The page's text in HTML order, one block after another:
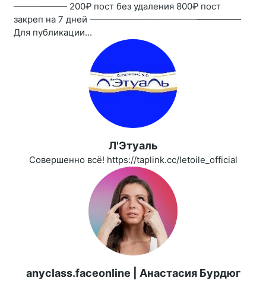
—————— 200₽ пост без удаления 800₽ пост
закреп на 7 дней —————————————————
Для публикации...
Л'Этуаль
Совершенно всё! https://taplink.cc/letoile_official
anyclass.faceonline | Анастасия Бурдюг